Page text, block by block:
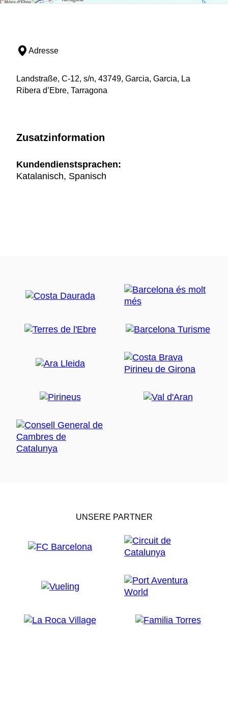
Adresse
Landstraße, C-12, s/n, 43749, Garcia, Garcia, La
Ribera d’Ebre, Tarragona
Zusatzinformation
Kundendienstsprachen:
Katalanisch, Spanisch
UNSERE PARTNER